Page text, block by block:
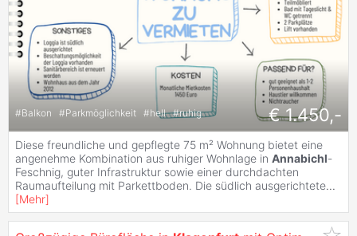
#Balkon #Parkmöglichkeit #hell #ruhig € 1.450,-
Diese freundliche und gepflegte 75 m² Wohnung bietet eine
angenehme Kombination aus ruhiger Wohnlage in Annabichl-
Feschnig, guter Infrastruktur sowie einer durchdachten
Raumaufteilung mit Parkettboden. Die südlich ausgerichtete...
[Mehr]